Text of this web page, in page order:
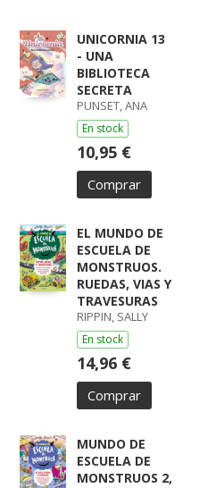
UNICORNIA 13
- UNA
BIBLIOTECA
SECRETA
PUNSET, ANA
En stock
10,95 €
Comprar
EL MUNDO DE
ESCUELA DE
MONSTRUOS.
RUEDAS, VIAS Y
TRAVESURAS
RIPPIN, SALLY
En stock
14,96 €
Comprar
MUNDO DE
ESCUELA DE
MONSTRUOS 2,